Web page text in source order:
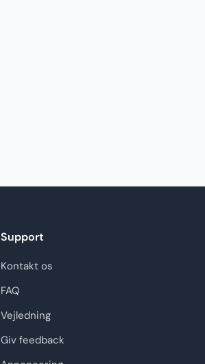
Support
Kontakt os
FAQ
Vejledning
Giv feedback